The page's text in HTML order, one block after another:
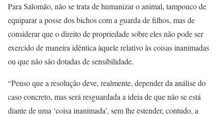
Para Salomão, não se trata de humanizar o animal, tampouco de
equiparar a posse dos bichos com a guarda de filhos, mas de
considerar que o direito de propriedade sobre eles não pode ser
exercido de maneira idêntica àquele relativo às coisas inanimadas
ou que não são dotadas de sensibilidade.
“Penso que a resolução deve, realmente, depender da análise do
caso concreto, mas será resguardada a ideia de que não se está
diante de uma ‘coisa inanimada’, sem lhe estender, contudo, a